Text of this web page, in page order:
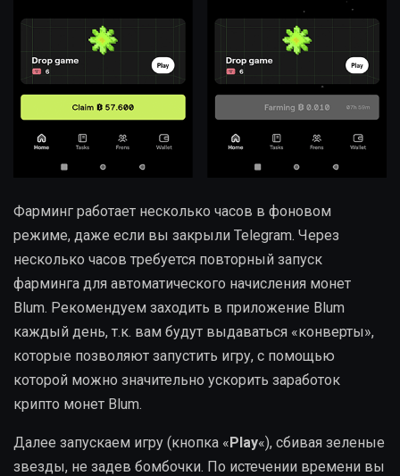
Фарминг работает несколько часов в фоновом
режиме, даже если вы закрыли Telegram. Через
несколько часов требуется повторный запуск
фарминга для автоматического начисления монет
Blum. Рекомендуем заходить в приложение Blum
каждый день, т.к. вам будут выдаваться «конверты»,
которые позволяют запустить игру, с помощью
которой можно значительно ускорить заработок
крипто монет Blum.
Далее запускаем игру (кнопка «Play«), сбивая зеленые
звезды, не задев бомбочки. По истечении времени вы